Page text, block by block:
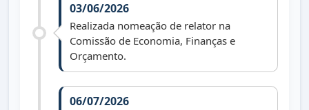
03/06/2026
Realizada nomeação de relator na
Comissão de Economia, Finanças e
Orçamento.
06/07/2026